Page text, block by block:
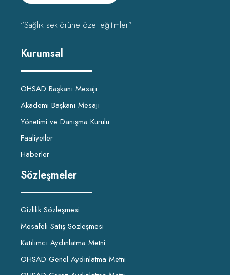
“Sağlık sektörüne özel eğitimler”
Kurumsal
OHSAD Başkanı Mesajı
Akademi Başkanı Mesajı
Yönetimi ve Danışma Kurulu
Faaliyetler
Haberler
Sözleşmeler
Gizlilik Sözleşmesi
Mesafeli Satış Sözleşmesi
Katılımcı Aydınlatma Metni
OHSAD Genel Aydınlatma Metni